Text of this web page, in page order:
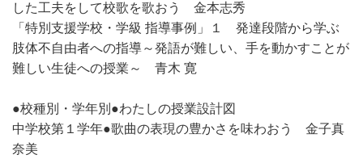
した工夫をして校歌を歌おう 金本志秀
「特別支援学校・学級 指導事例」１ 発達段階から学ぶ
肢体不自由者への指導～発語が難しい、手を動かすことが
難しい生徒への授業～ 青木 寛
●校種別・学年別●わたしの授業設計図
中学校第１学年●歌曲の表現の豊かさを味わおう 金子真
奈美